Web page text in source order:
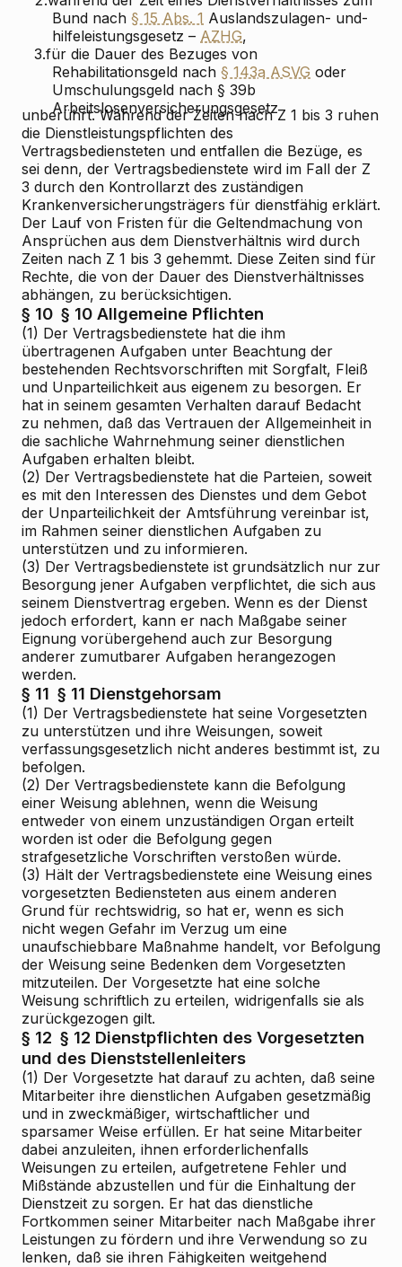
Bund nach § 15 Abs. 1 Auslandszulagen- und-
hilfeleistungsgesetz – AZHG,
3.für die Dauer des Bezuges von
Rehabilitationsgeld nach § 143a ASVG oder
Umschulungsgeld nach § 39b
Arbeitslosenversicherungsgesetz
unberührt. Während der Zeiten nach Z 1 bis 3 ruhen
die Dienstleistungspflichten des
Vertragsbediensteten und entfallen die Bezüge, es
sei denn, der Vertragsbedienstete wird im Fall der Z
3 durch den Kontrollarzt des zuständigen
Krankenversicherungsträgers für dienstfähig erklärt.
Der Lauf von Fristen für die Geltendmachung von
Ansprüchen aus dem Dienstverhältnis wird durch
Zeiten nach Z 1 bis 3 gehemmt. Diese Zeiten sind für
Rechte, die von der Dauer des Dienstverhältnisses
abhängen, zu berücksichtigen.
§ 10 § 10 Allgemeine Pflichten
(1) Der Vertragsbedienstete hat die ihm
übertragenen Aufgaben unter Beachtung der
bestehenden Rechtsvorschriften mit Sorgfalt, Fleiß
und Unparteilichkeit aus eigenem zu besorgen. Er
hat in seinem gesamten Verhalten darauf Bedacht
zu nehmen, daß das Vertrauen der Allgemeinheit in
die sachliche Wahrnehmung seiner dienstlichen
Aufgaben erhalten bleibt.
(2) Der Vertragsbedienstete hat die Parteien, soweit
es mit den Interessen des Dienstes und dem Gebot
der Unparteilichkeit der Amtsführung vereinbar ist,
im Rahmen seiner dienstlichen Aufgaben zu
unterstützen und zu informieren.
(3) Der Vertragsbedienstete ist grundsätzlich nur zur
Besorgung jener Aufgaben verpflichtet, die sich aus
seinem Dienstvertrag ergeben. Wenn es der Dienst
jedoch erfordert, kann er nach Maßgabe seiner
Eignung vorübergehend auch zur Besorgung
anderer zumutbarer Aufgaben herangezogen
werden.
§ 11 § 11 Dienstgehorsam
(1) Der Vertragsbedienstete hat seine Vorgesetzten
zu unterstützen und ihre Weisungen, soweit
verfassungsgesetzlich nicht anderes bestimmt ist, zu
befolgen.
(2) Der Vertragsbedienstete kann die Befolgung
einer Weisung ablehnen, wenn die Weisung
entweder von einem unzuständigen Organ erteilt
worden ist oder die Befolgung gegen
strafgesetzliche Vorschriften verstoßen würde.
(3) Hält der Vertragsbedienstete eine Weisung eines
vorgesetzten Bediensteten aus einem anderen
Grund für rechtswidrig, so hat er, wenn es sich
nicht wegen Gefahr im Verzug um eine
unaufschiebbare Maßnahme handelt, vor Befolgung
der Weisung seine Bedenken dem Vorgesetzten
mitzuteilen. Der Vorgesetzte hat eine solche
Weisung schriftlich zu erteilen, widrigenfalls sie als
zurückgezogen gilt.
§ 12 § 12 Dienstpflichten des Vorgesetzten
und des Dienststellenleiters
(1) Der Vorgesetzte hat darauf zu achten, daß seine
Mitarbeiter ihre dienstlichen Aufgaben gesetzmäßig
und in zweckmäßiger, wirtschaftlicher und
sparsamer Weise erfüllen. Er hat seine Mitarbeiter
dabei anzuleiten, ihnen erforderlichenfalls
Weisungen zu erteilen, aufgetretene Fehler und
Mißstände abzustellen und für die Einhaltung der
Dienstzeit zu sorgen. Er hat das dienstliche
Fortkommen seiner Mitarbeiter nach Maßgabe ihrer
Leistungen zu fördern und ihre Verwendung so zu
lenken, daß sie ihren Fähigkeiten weitgehend